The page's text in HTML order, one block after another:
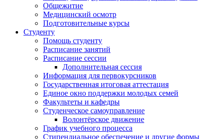
Общежитие
Медицинский осмотр
Подготовительные курсы
Студенту
Помощь студенту
Расписание занятий
Расписание сессии
Дополнительная сессия
Информация для первокурсников
Государственная итоговая аттестация
Единое окно поддержки молодых семей
Факультеты и кафедры
Студенческое самоуправление
Волонтёрское движение
График учебного процесса
Стипендиальное обеспечение и другие формы